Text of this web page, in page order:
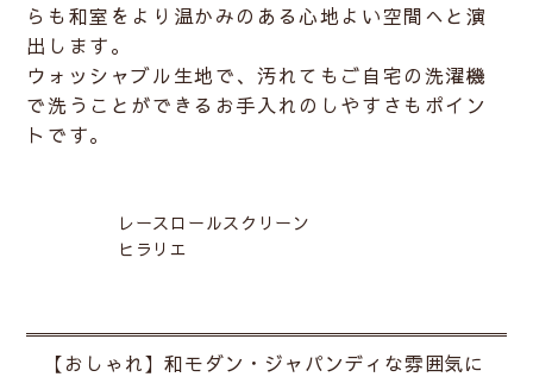
らも和室をより温かみのある心地よい空間へと演
出します。
ウォッシャブル生地で、汚れてもご自宅の洗濯機
で洗うことができるお手入れのしやすさもポイン
トです。
レースロールスクリーン
ヒラリエ
【おしゃれ】和モダン・ジャパンディな雰囲気に